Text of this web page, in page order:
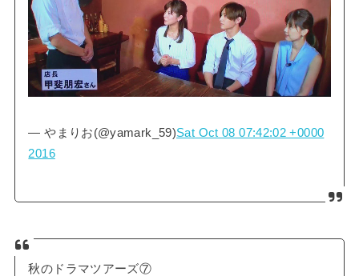
— やまりお(@yamark_59)Sat Oct 08 07:42:02 +0000
2016
秋のドラマツアーズ⑦